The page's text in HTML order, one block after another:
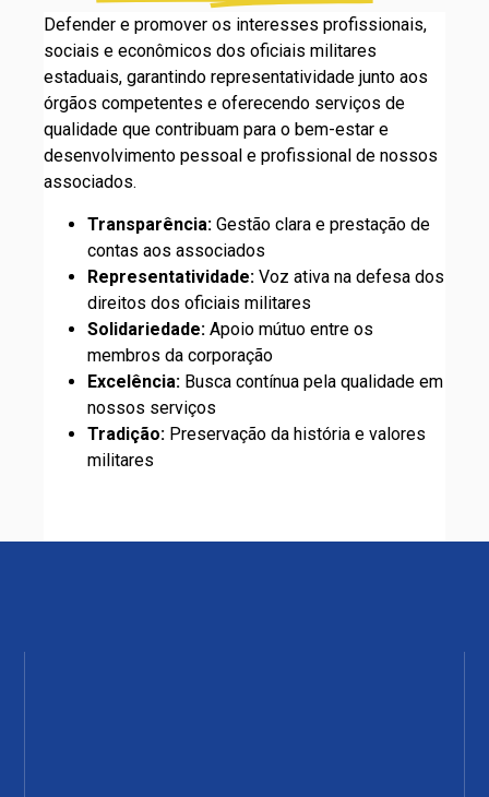
Defender e promover os interesses profissionais,
sociais e econômicos dos oficiais militares
estaduais, garantindo representatividade junto aos
órgãos competentes e oferecendo serviços de
qualidade que contribuam para o bem-estar e
desenvolvimento pessoal e profissional de nossos
associados.
Transparência: Gestão clara e prestação de
contas aos associados
Representatividade: Voz ativa na defesa dos
direitos dos oficiais militares
Solidariedade: Apoio mútuo entre os
membros da corporação
Excelência: Busca contínua pela qualidade em
nossos serviços
Tradição: Preservação da história e valores
militares